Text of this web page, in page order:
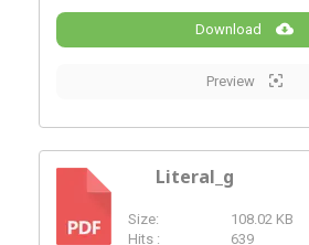
Download
Preview
PDF
Literal_g
Size:
108.02 KB
Hits :
639